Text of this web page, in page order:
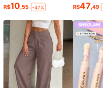
R$10 ,55 -47% R$47 ,49